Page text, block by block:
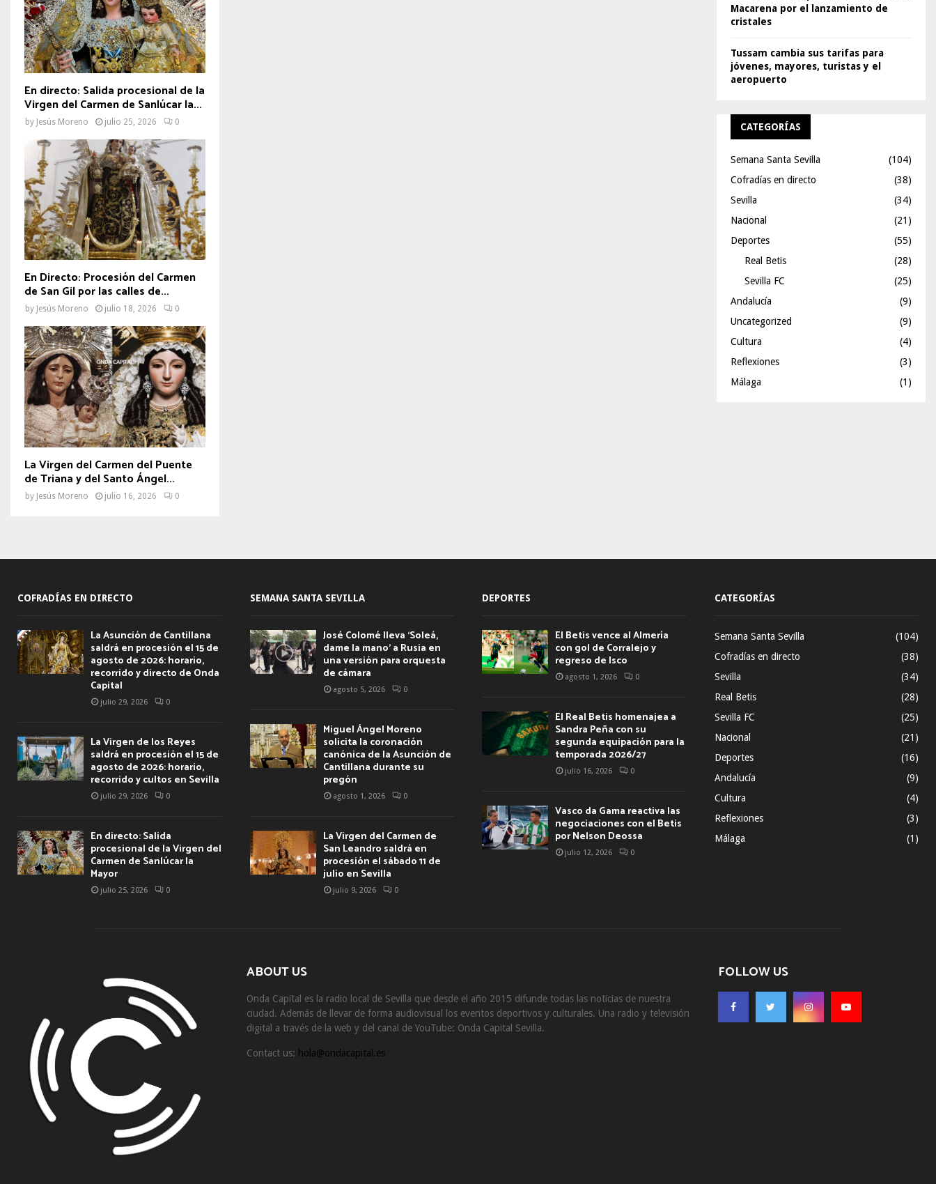
En directo: Salida procesional de la
Virgen del Carmen de Sanlúcar la...
by Jesús Moreno julio 25, 2026 0
En Directo: Procesión del Carmen
de San Gil por las calles de...
by Jesús Moreno julio 18, 2026 0
La Virgen del Carmen del Puente
de Triana y del Santo Ángel...
by Jesús Moreno julio 16, 2026 0
Macarena por el lanzamiento de
cristales
Tussam cambia sus tarifas para
jóvenes, mayores, turistas y el
aeropuerto
CATEGORÍAS
Semana Santa Sevilla
(104)
Cofradías en directo
(38)
Sevilla
(34)
Nacional
(21)
Deportes
(55)
Real Betis
(28)
Sevilla FC
(25)
Andalucía
(9)
Uncategorized
(9)
Cultura
(4)
Reflexiones
(3)
Málaga
(1)
COFRADÍAS EN DIRECTO
La Asunción de Cantillana
saldrá en procesión el 15 de
agosto de 2026: horario,
recorrido y directo de Onda
Capital
julio 29, 2026 0
La Virgen de los Reyes
saldrá en procesión el 15 de
agosto de 2026: horario,
recorrido y cultos en Sevilla
julio 29, 2026 0
En directo: Salida
procesional de la Virgen del
Carmen de Sanlúcar la
Mayor
julio 25, 2026 0
SEMANA SANTA SEVILLA
José Colomé lleva ‘Soleá,
dame la mano’ a Rusia en
una versión para orquesta
de cámara
agosto 5, 2026 0
Miguel Ángel Moreno
solicita la coronación
canónica de la Asunción de
Cantillana durante su
pregón
agosto 1, 2026 0
La Virgen del Carmen de
San Leandro saldrá en
procesión el sábado 11 de
julio en Sevilla
julio 9, 2026 0
DEPORTES
El Betis vence al Almería
con gol de Corralejo y
regreso de Isco
agosto 1, 2026 0
El Real Betis homenajea a
Sandra Peña con su
segunda equipación para la
temporada 2026/27
julio 16, 2026 0
Vasco da Gama reactiva las
negociaciones con el Betis
por Nelson Deossa
julio 12, 2026 0
CATEGORÍAS
Semana Santa Sevilla
(104)
Cofradías en directo
(38)
Sevilla
(34)
Real Betis
(28)
Sevilla FC
(25)
Nacional
(21)
Deportes
(16)
Andalucía
(9)
Cultura
(4)
Reflexiones
(3)
Málaga
(1)
ABOUT US
Onda Capital es la radio local de Sevilla que desde el año 2015 difunde todas las noticias de nuestra
ciudad. Además de llevar de forma audiovisual los eventos deportivos y culturales. Una radio y televisión
digital a través de la web y del canal de YouTube: Onda Capital Sevilla.
Contact us: hola@ondacapital.es
FOLLOW US